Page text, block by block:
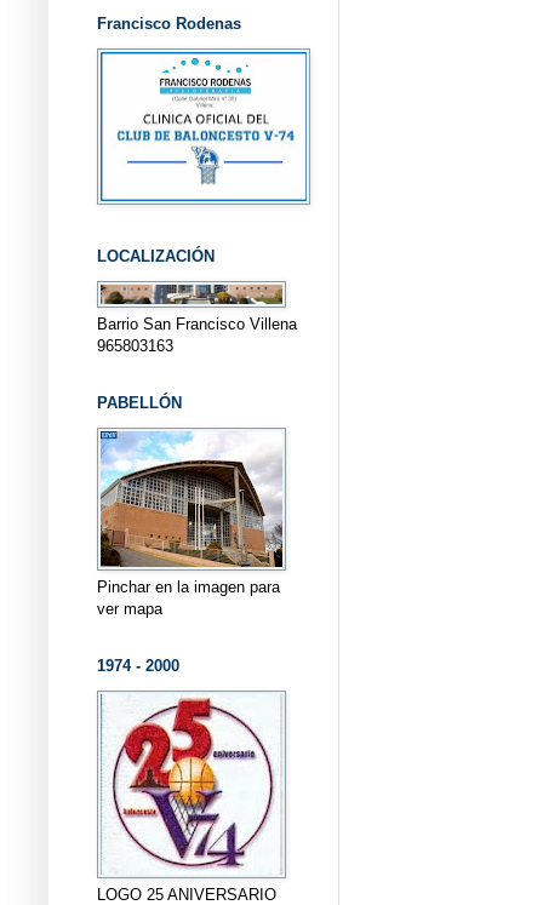
Francisco Rodenas
LOCALIZACIÓN
Barrio San Francisco Villena
965803163
PABELLÓN
Pinchar en la imagen para
ver mapa
1974 - 2000
LOGO 25 ANIVERSARIO